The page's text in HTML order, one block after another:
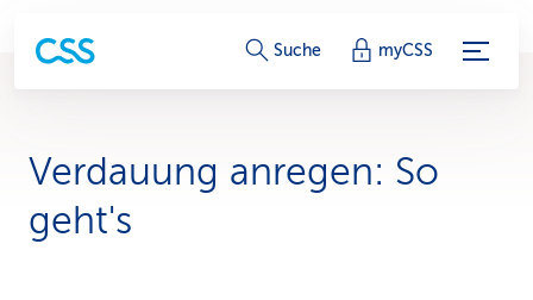
S
Suche myCSS
Verdauung anregen: So
geht's